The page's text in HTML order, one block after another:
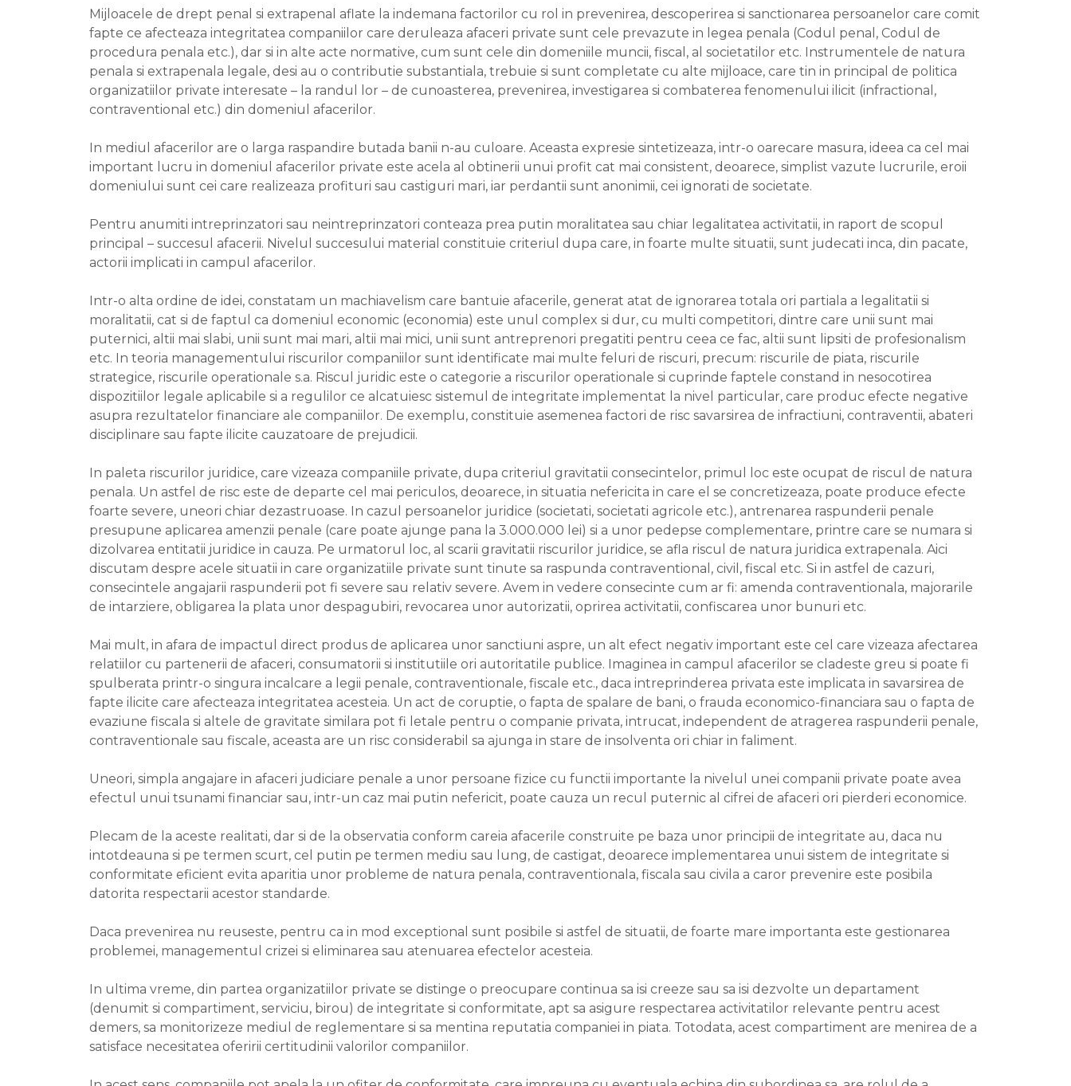
Mijloacele de drept penal si extrapenal aflate la indemana factorilor cu rol in prevenirea, descoperirea si sanctionarea persoanelor care comit
fapte ce afecteaza integritatea companiilor care deruleaza afaceri private sunt cele prevazute in legea penala (Codul penal, Codul de
procedura penala etc.), dar si in alte acte normative, cum sunt cele din domeniile muncii, fiscal, al societatilor etc. Instrumentele de natura
penala si extrapenala legale, desi au o contributie substantiala, trebuie si sunt completate cu alte mijloace, care tin in principal de politica
organizatiilor private interesate – la randul lor – de cunoasterea, prevenirea, investigarea si combaterea fenomenului ilicit (infractional,
contraventional etc.) din domeniul afacerilor.
In mediul afacerilor are o larga raspandire butada banii n-au culoare. Aceasta expresie sintetizeaza, intr-o oarecare masura, ideea ca cel mai
important lucru in domeniul afacerilor private este acela al obtinerii unui profit cat mai consistent, deoarece, simplist vazute lucrurile, eroii
domeniului sunt cei care realizeaza profituri sau castiguri mari, iar perdantii sunt anonimii, cei ignorati de societate.
Pentru anumiti intreprinzatori sau neintreprinzatori conteaza prea putin moralitatea sau chiar legalitatea activitatii, in raport de scopul
principal – succesul afacerii. Nivelul succesului material constituie criteriul dupa care, in foarte multe situatii, sunt judecati inca, din pacate,
actorii implicati in campul afacerilor.
Intr-o alta ordine de idei, constatam un machiavelism care bantuie afacerile, generat atat de ignorarea totala ori partiala a legalitatii si
moralitatii, cat si de faptul ca domeniul economic (economia) este unul complex si dur, cu multi competitori, dintre care unii sunt mai
puternici, altii mai slabi, unii sunt mai mari, altii mai mici, unii sunt antreprenori pregatiti pentru ceea ce fac, altii sunt lipsiti de profesionalism
etc. In teoria managementului riscurilor companiilor sunt identificate mai multe feluri de riscuri, precum: riscurile de piata, riscurile
strategice, riscurile operationale s.a. Riscul juridic este o categorie a riscurilor operationale si cuprinde faptele constand in nesocotirea
dispozitiilor legale aplicabile si a regulilor ce alcatuiesc sistemul de integritate implementat la nivel particular, care produc efecte negative
asupra rezultatelor financiare ale companiilor. De exemplu, constituie asemenea factori de risc savarsirea de infractiuni, contraventii, abateri
disciplinare sau fapte ilicite cauzatoare de prejudicii.
In paleta riscurilor juridice, care vizeaza companiile private, dupa criteriul gravitatii consecintelor, primul loc este ocupat de riscul de natura
penala. Un astfel de risc este de departe cel mai periculos, deoarece, in situatia nefericita in care el se concretizeaza, poate produce efecte
foarte severe, uneori chiar dezastruoase. In cazul persoanelor juridice (societati, societati agricole etc.), antrenarea raspunderii penale
presupune aplicarea amenzii penale (care poate ajunge pana la 3.000.000 lei) si a unor pedepse complementare, printre care se numara si
dizolvarea entitatii juridice in cauza. Pe urmatorul loc, al scarii gravitatii riscurilor juridice, se afla riscul de natura juridica extrapenala. Aici
discutam despre acele situatii in care organizatiile private sunt tinute sa raspunda contraventional, civil, fiscal etc. Si in astfel de cazuri,
consecintele angajarii raspunderii pot fi severe sau relativ severe. Avem in vedere consecinte cum ar fi: amenda contraventionala, majorarile
de intarziere, obligarea la plata unor despagubiri, revocarea unor autorizatii, oprirea activitatii, confiscarea unor bunuri etc.
Mai mult, in afara de impactul direct produs de aplicarea unor sanctiuni aspre, un alt efect negativ important este cel care vizeaza afectarea
relatiilor cu partenerii de afaceri, consumatorii si institutiile ori autoritatile publice. Imaginea in campul afacerilor se cladeste greu si poate fi
spulberata printr-o singura incalcare a legii penale, contraventionale, fiscale etc., daca intreprinderea privata este implicata in savarsirea de
fapte ilicite care afecteaza integritatea acesteia. Un act de coruptie, o fapta de spalare de bani, o frauda economico-financiara sau o fapta de
evaziune fiscala si altele de gravitate similara pot fi letale pentru o companie privata, intrucat, independent de atragerea raspunderii penale,
contraventionale sau fiscale, aceasta are un risc considerabil sa ajunga in stare de insolventa ori chiar in faliment.
Uneori, simpla angajare in afaceri judiciare penale a unor persoane fizice cu functii importante la nivelul unei companii private poate avea
efectul unui tsunami financiar sau, intr-un caz mai putin nefericit, poate cauza un recul puternic al cifrei de afaceri ori pierderi economice.
Plecam de la aceste realitati, dar si de la observatia conform careia afacerile construite pe baza unor principii de integritate au, daca nu
intotdeauna si pe termen scurt, cel putin pe termen mediu sau lung, de castigat, deoarece implementarea unui sistem de integritate si
conformitate eficient evita aparitia unor probleme de natura penala, contraventionala, fiscala sau civila a caror prevenire este posibila
datorita respectarii acestor standarde.
Daca prevenirea nu reuseste, pentru ca in mod exceptional sunt posibile si astfel de situatii, de foarte mare importanta este gestionarea
problemei, managementul crizei si eliminarea sau atenuarea efectelor acesteia.
In ultima vreme, din partea organizatiilor private se distinge o preocupare continua sa isi creeze sau sa isi dezvolte un departament
(denumit si compartiment, serviciu, birou) de integritate si conformitate, apt sa asigure respectarea activitatilor relevante pentru acest
demers, sa monitorizeze mediul de reglementare si sa mentina reputatia companiei in piata. Totodata, acest compartiment are menirea de a
satisface necesitatea oferirii certitudinii valorilor companiilor.